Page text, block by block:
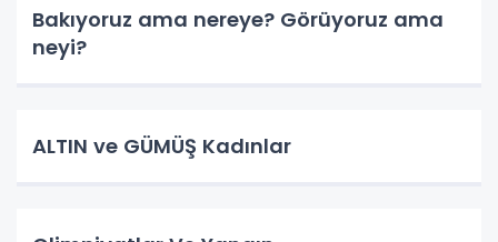
Bakıyoruz ama nereye? Görüyoruz ama
neyi?
ALTIN ve GÜMÜŞ Kadınlar